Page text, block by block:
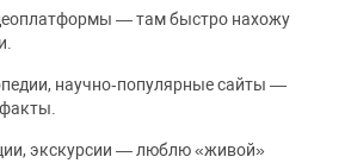
— там быстро нахожу
научно‑популярные сайты —
экскурсии — люблю «живой»